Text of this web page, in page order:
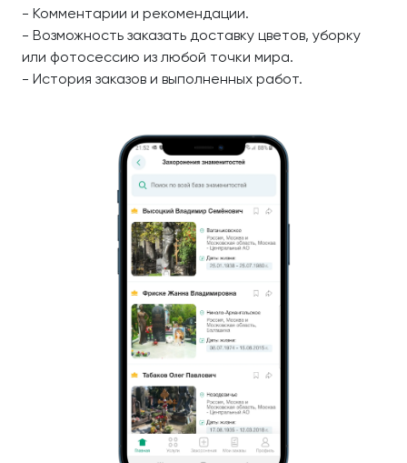
- Комментарии и рекомендации.
- Возможность заказать доставку цветов, уборку
или фотосессию из любой точки мира.
- История заказов и выполненных работ.